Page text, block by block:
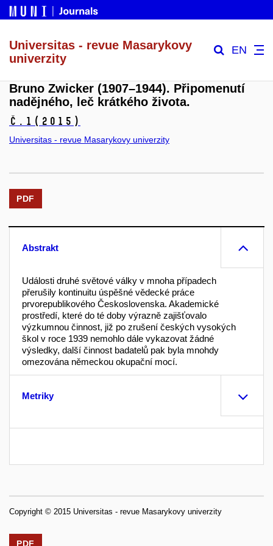
Universitas - revue Masarykovy
univerzity
EN
Bruno Zwicker (1907–1944). Připomenutí
nadějného, leč krátkého života.
č.1 (2015)
Universitas - revue Masarykovy univerzity
PDF
Abstrakt
Události druhé světové války v mnoha případech
přerušily kontinuitu úspěšné vědecké práce
prvorepublikového Československa. Akademické
prostředí, které do té doby výrazně zajišťovalo
výzkumnou činnost, již po zrušení českých vysokých
škol v roce 1939 nemohlo dále vykazovat žádné
výsledky, další činnost badatelů pak byla mnohdy
omezována německou okupační mocí.
Metriky
Copyright © 2015 Universitas - revue Masarykovy univerzity
PDF